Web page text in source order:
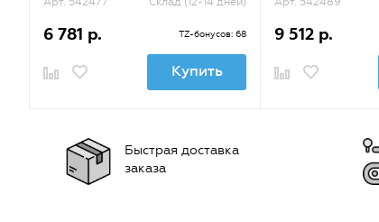
6 781 р. TZ-бонусов: 68
Купить
9 512 р.
Быстрая доставка
заказа